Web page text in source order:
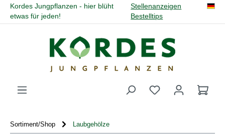
springen
Kordes Jungpflanzen - hier blüht
etwas für jeden!
Stellenanzeigen
Bestelltips
Du hast 0
Sortiment/Shop Laubgehölze